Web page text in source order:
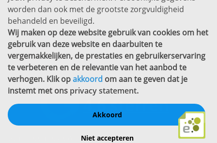
Copyright
Bekijk ook eens
worden dan ook met de grootste zorgvuldigheid
behandeld en beveiligd.
Wij maken op deze website gebruik van cookies om het
gebruik van deze website en daarbuiten te
vergemakkelijken, de prestaties en gebruikerservaring
te verbeteren en de relevantie van het aanbod te
verhogen. Klik opakkoord om aan te geven dat je
instemt met ons privacy statement.
Akkoord
Niet accepteren